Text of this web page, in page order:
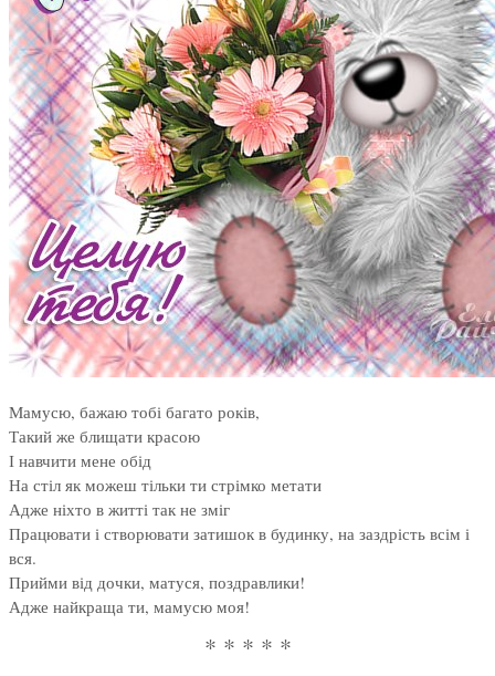
Мамусю, бажаю тобі багато років,
Такий же блищати красою
І навчити мене обід
На стіл як можеш тільки ти стрімко метати
Адже ніхто в житті так не зміг
Працювати і створювати затишок в будинку, на заздрість всім і
вся.
Прийми від дочки, матуся, поздравлики!
Адже найкраща ти, мамусю моя!
* * * * *